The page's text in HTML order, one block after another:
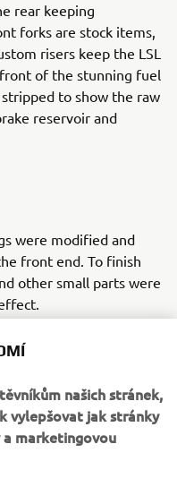
rear keeping
forks are stock items,
risers keep the LSL
of the stunning fuel
to show the raw
reservoir and
were modified and
front end. To finish
other small parts were
by JvB-moto will
for the XSR700.
out
našich stránek,
vylepšovat jak stránky
marketingovou